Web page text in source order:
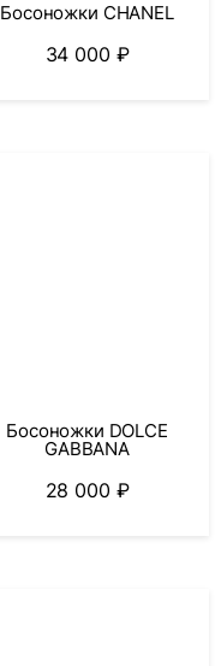
Босоножки CHANEL
34 000 ₽
Босоножки DOLCE
GABBANA
28 000 ₽